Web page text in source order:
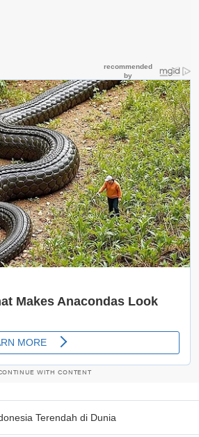
WITH CONTENT
Terendah di Dunia